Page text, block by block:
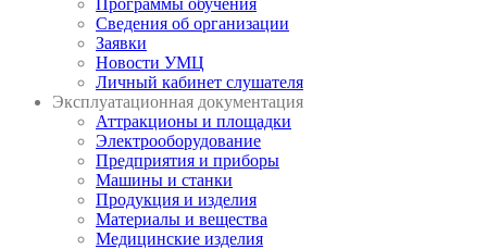
Программы обучения
Сведения об организации
Заявки
Новости УМЦ
Личный кабинет слушателя
Эксплуатационная документация
Аттракционы и площадки
Электрооборудование
Предприятия и приборы
Машины и станки
Продукция и изделия
Материалы и вещества
Медицинские изделия